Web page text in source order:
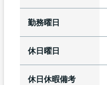
勤務曜日
休日曜日
休日休暇備考